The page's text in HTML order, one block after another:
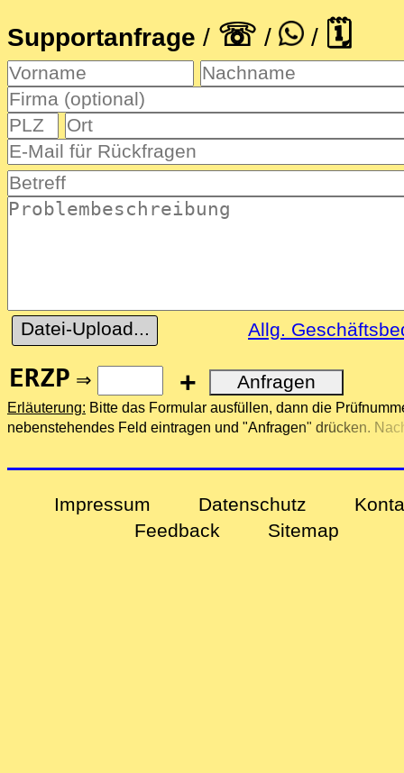
Supportanfrage
Supportanfrage / ☏ / / 🗓
Datei-Upload... Allg.
ERZP ⇒ +
Erläuterung: Bitte das Formular ausfüllen, dann die
nebenstehendes Feld eintragen und "Anfragen" drücken.
Impressum Datenschutz
Feedback
Sitemap